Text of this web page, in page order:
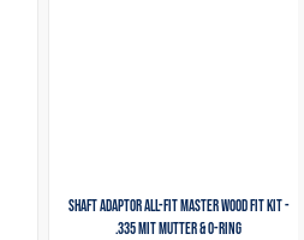
Shaft Adaptor All-Fit Master Wood Fit Kit -
.335 mit Mutter & O-Ring